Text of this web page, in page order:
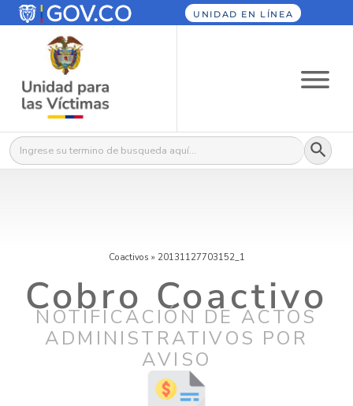
UNIDAD EN LÍNEA
Buscar: Botón
Coactivos » 20131127703152_1
Cobro Coactivo
NOTIFICACIÓN DE ACTOS
ADMINISTRATIVOS POR
AVISO